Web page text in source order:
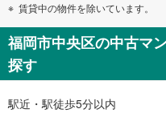
賃貸中の物件を除いています。
福岡市中央区の中古マ
探す
駅近・駅徒歩5分以内